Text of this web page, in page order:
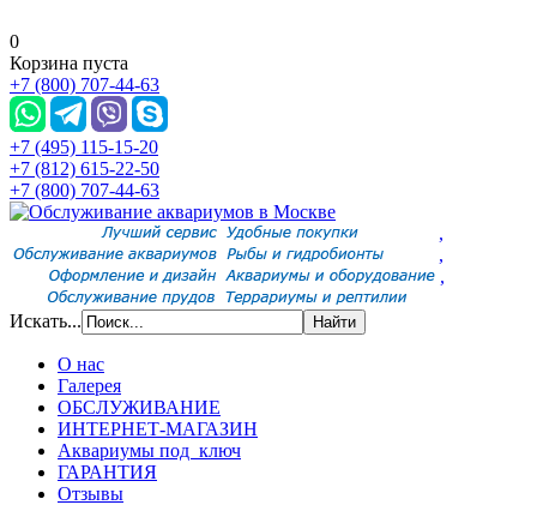
0
Корзина пуста
+7 (800) 707-44-63
+7 (495) 115-15-20
+7 (812) 615-22-50
+7 (800) 707-44-63
,
,
,
Искать...
О нас
Галерея
ОБСЛУЖИВАНИЕ
ИНТЕРНЕТ-МАГАЗИН
Аквариумы под ключ
ГАРАНТИЯ
Отзывы